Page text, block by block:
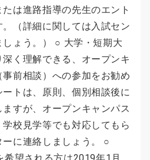
は進路指導の先生のエント
（詳細に関しては入試セン
ょう。） ○ 大学・短期大
く理解できる、オープンキ
前相談）への参加をお勧め
トは、原則、個別相談後に
すが、オープンキャンパス
校見学等でも対応してもら
に連絡しましょう。 ○